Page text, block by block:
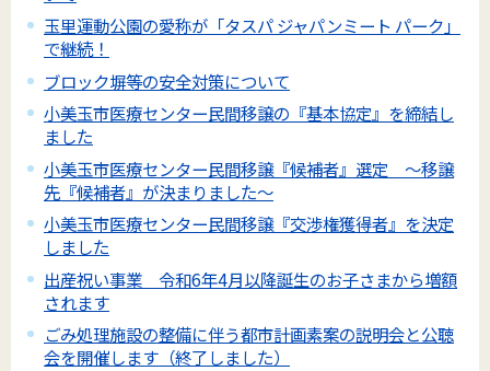
玉里運動公園の愛称が「タスパ ジャパンミート パーク」
で継続！
ブロック塀等の安全対策について
小美玉市医療センター民間移譲の『基本協定』を締結し
ました
小美玉市医療センター民間移譲『候補者』選定 ～移譲
先『候補者』が決まりました～
小美玉市医療センター民間移譲『交渉権獲得者』を決定
しました
出産祝い事業 令和6年4月以降誕生のお子さまから増額
されます
ごみ処理施設の整備に伴う都市計画素案の説明会と公聴
会を開催します（終了しました）